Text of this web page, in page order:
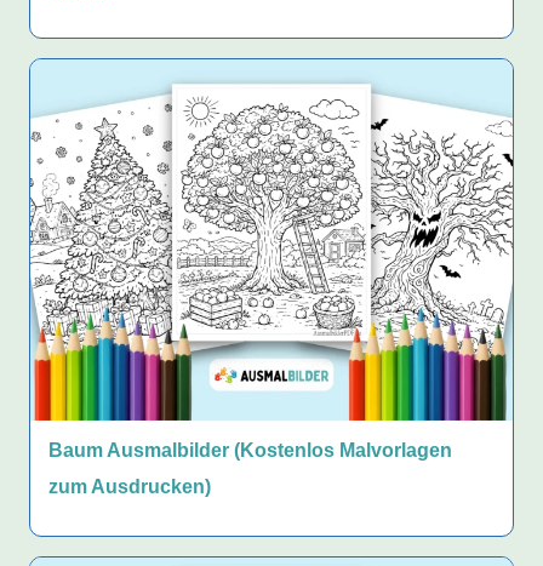
Baum Ausmalbilder (Kostenlos Malvorlagen
zum Ausdrucken)